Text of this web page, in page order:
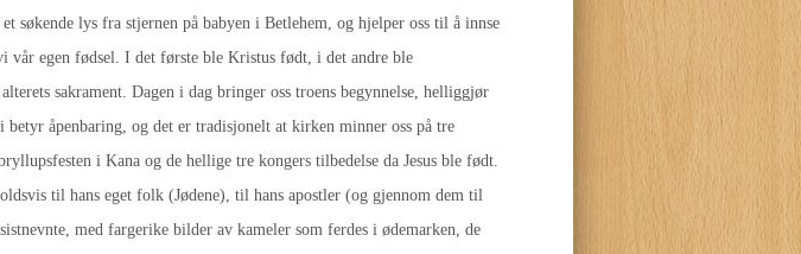
lys fra stjernen på babyen i Betlehem, og hjelper oss til å innse
egen fødsel. I det første ble Kristus født, i det andre ble
sakrament. Dagen i dag bringer oss troens begynnelse, helliggjør
åpenbaring, og det er tradisjonelt at kirken minner oss på tre
i Kana og de hellige tre kongers tilbedelse da Jesus ble født.
til hans eget folk (Jødene), til hans apostler (og gjennom dem til
med fargerike bilder av kameler som ferdes i ødemarken, de